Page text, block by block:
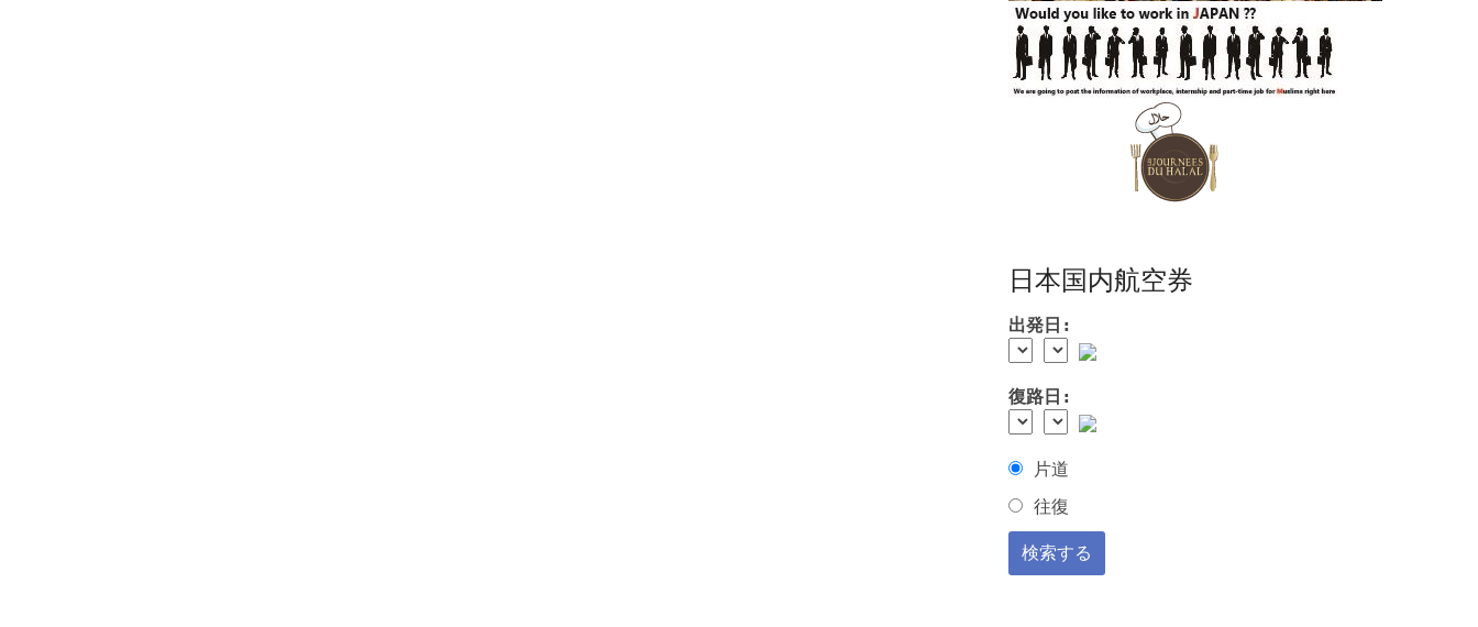
日本国内航空券
出発日:
復路日:
片道
往復